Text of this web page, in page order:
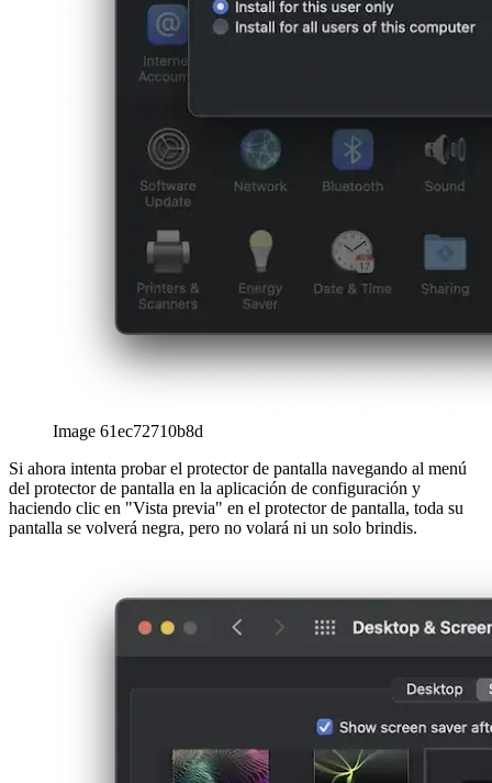
Image 61ec72710b8d
del protector de pantalla en la aplicación de configuración y
haciendo clic en "Vista previa" en el protector de pantalla, toda su
pantalla se volverá negra, pero no volará ni un solo brindis.